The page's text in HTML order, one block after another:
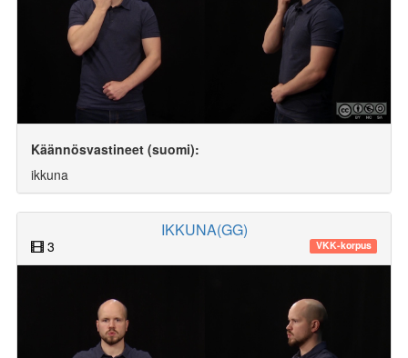
Käännösvastineet (suomi):
ikkuna
IKKUNA(GG)
3 VKK-korpus